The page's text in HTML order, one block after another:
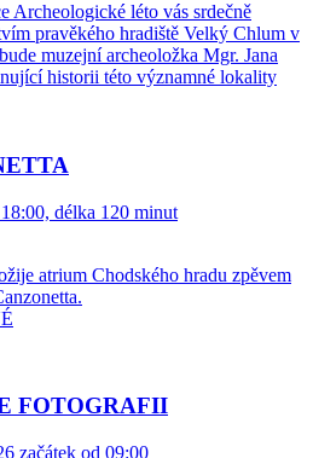
Archeologické léto vás srdečně
pravěkého hradiště Velký Chlum v
muzejní archeoložka Mgr. Jana
historii této významné lokality
délka 120 minut
atrium Chodského hradu zpěvem
FOTOGRAFII
začátek od 09:00